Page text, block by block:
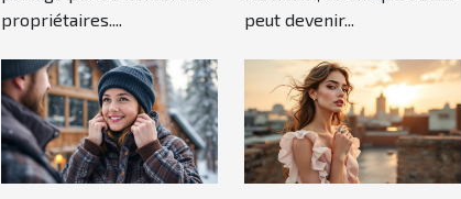
propriétaires....
peut devenir...